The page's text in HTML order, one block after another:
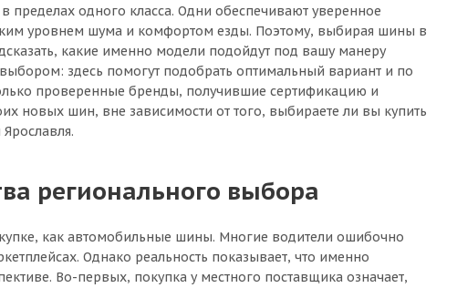
одного класса. Одни обеспечивают уверенное
уровнем шума и комфортом езды. Поэтому, выбирая шины в
какие именно модели подойдут под вашу манеру
здесь помогут подобрать оптимальный вариант и по
проверенные бренды, получившие сертификацию и
новых шин, вне зависимости от того, выбираете ли вы купить
регионального выбора
как автомобильные шины. Многие водители ошибочно
Однако реальность показывает, что именно
Во-первых, покупка у местного поставщика означает,